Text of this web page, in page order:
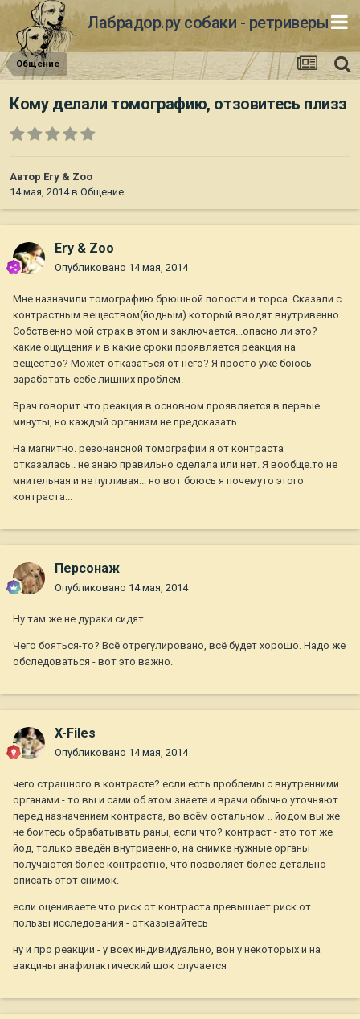
Лабрадор.ру собаки - ретриверы
Общение
Кому делали томографию, отзовитесь плизз
Автор Ery & Zoo
14 мая, 2014в Общение
Ery & Zoo
Опубликовано 14 мая, 2014
Мне назначили томографию брюшной полости и торса. Сказали с
контрастным веществом(йодным) который вводят внутривенно.
Собственно мой страх в этом и заключается...опасно ли это?
какие ощущения и в какие сроки проявляется реакция на
вещество? Может отказаться от него? Я просто уже боюсь
заработать себе лишних проблем.
Врач говорит что реакция в основном проявляется в первые
минуты, но каждый организм не предсказать.
На магнитно. резонансной томографии я от контраста
отказалась.. не знаю правильно сделала или нет. Я вообще.то не
мнительная и не пугливая... но вот боюсь я почемуто этого
контраста...
Персонаж
Опубликовано 14 мая, 2014
Ну там же не дураки сидят.
Чего бояться-то? Всё отрегулировано, всё будет хорошо. Надо же
обследоваться - вот это важно.
X-Files
Опубликовано 14 мая, 2014
чего страшного в контрасте? если есть проблемы с внутренними
органами - то вы и сами об этом знаете и врачи обычно уточняют
перед назначением контраста, во всём остальном .. йодом вы же
не боитесь обрабатывать раны, если что? контраст - это тот же
йод, только введён внутривенно, на снимке нужные органы
получаются более контрастно, что позволяет более детально
описать этот снимок.
если оцениваете что риск от контраста превышает риск от
пользы исследования - отказывайтесь
ну и про реакции - у всех индивидуально, вон у некоторых и на
вакцины анафилактический шок случается